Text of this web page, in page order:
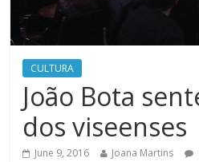
CULTURA
João Bota
dos viseenses
June 9, 2016 Joana Martins